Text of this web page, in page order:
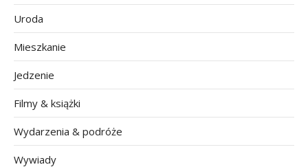
Uroda
Mieszkanie
Jedzenie
Filmy & książki
Wydarzenia & podróże
Wywiady